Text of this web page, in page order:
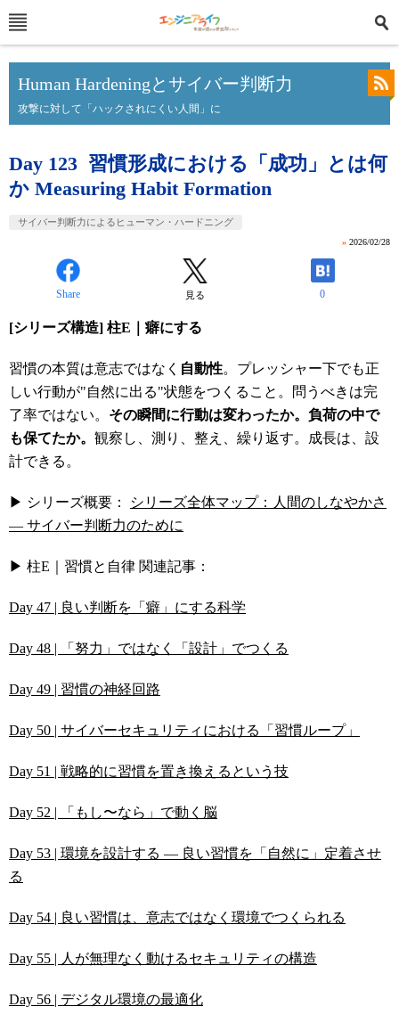
Human Hardeningとサイバー判断力
攻撃に対して「ハックされにくい人間」に
Day 123 習慣形成における「成功」とは何
か Measuring Habit Formation
サイバー判断力によるヒューマン・ハードニング
» 2026/02/28
Share 見る 0
[シリーズ構造] 柱E｜癖にする
習慣の本質は意志ではなく 自動性。プレッシャー下でも正
しい行動が"自然に出る"状態をつくること。問うべきは完
了率ではない。 その瞬間に行動は変わったか。負荷の中で
も保てたか。 観察し、測り、整え、繰り返す。成長は、設
計できる。
▶ シリーズ概要：
シリーズ全体マップ：人間のしなやかさ
― サイバー判断力のために
▶ 柱E｜習慣と自律 関連記事：
Day 47 | 良い判断を「癖」にする科学
Day 48 | 「努力」ではなく「設計」でつくる
Day 49 | 習慣の神経回路
Day 50 | サイバーセキュリティにおける「習慣ループ」
Day 51 | 戦略的に習慣を置き換えるという技
Day 52 | 「もし〜なら」で動く脳
Day 53 | 環境を設計する ― 良い習慣を「自然に」定着させ
る
Day 54 | 良い習慣は、意志ではなく環境でつくられる
Day 55 | 人が無理なく動けるセキュリティの構造
Day 56 | デジタル環境の最適化